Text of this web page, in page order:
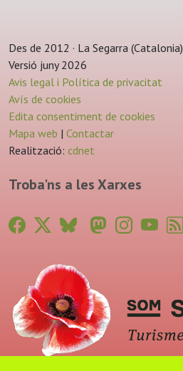
Des de 2012 · La Segarra (Catalonia)
Versió juny 2026
Avis legal i Política de privacitat
Avís de cookies
Edita consentiment de cookies
Mapa web | Contactar
Realització: cdnet
Troba'ns a les Xarxes